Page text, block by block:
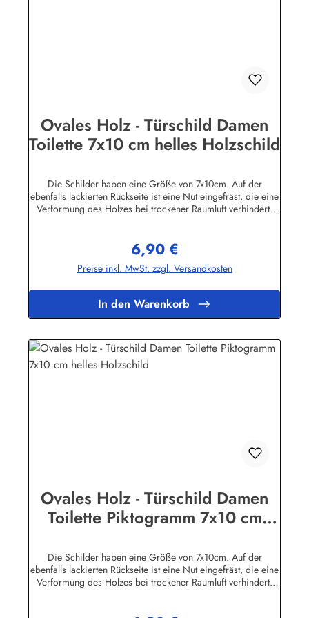
Ovales Holz - Türschild Damen
Toilette 7x10 cm helles Holzschild
Die Schilder haben eine Größe von 7x10cm. Auf der
ebenfalls lackierten Rückseite ist eine Nut eingefräst, die eine
Verformung des Holzes bei trockener Raumluft verhindert.
Massivholz gefertigt, mehrfach lackiert und geschliffen, dann
ebenfalls in Handarbeit mit Siebdruck beschriftet und mit
einem Schutzlack versehen. Das Holz ist abgelagert, es
auf unserem Farmgrundstück entwurzelten Bäumen.
Geringfügige Abweichungen in der Maserung sind
fertigungsbedingt.Herstellerinformationen:Buddel-Bini Inh.
Hamburginfo@buddel.de
Regulärer Preis:
6,90 €
Preise inkl. MwSt. zzgl. Versandkosten
In den Warenkorb
Ovales Holz - Türschild Damen
Toilette Piktogramm 7x10 cm
Die Schilder haben eine Größe von 7x10cm. Auf der
ebenfalls lackierten Rückseite ist eine Nut eingefräst, die eine
Verformung des Holzes bei trockener Raumluft verhindert.